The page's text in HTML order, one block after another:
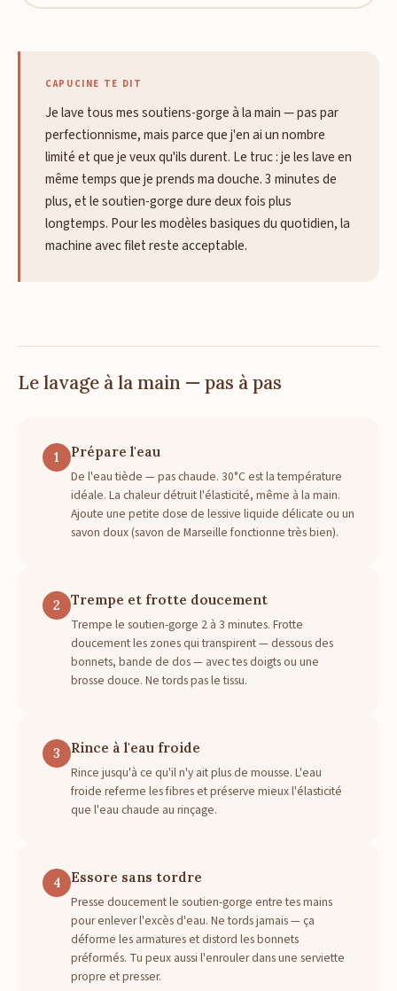
CAPUCINE TE DIT
Je lave tous mes soutiens-gorge à la main — pas par
perfectionnisme, mais parce que j'en ai un nombre
limité et que je veux qu'ils durent. Le truc : je les lave en
même temps que je prends ma douche. 3 minutes de
plus, et le soutien-gorge dure deux fois plus
longtemps. Pour les modèles basiques du quotidien, la
machine avec filet reste acceptable.
Le lavage à la main — pas à pas
1
Prépare l'eau
De l'eau tiède — pas chaude. 30°C est la température
idéale. La chaleur détruit l'élasticité, même à la main.
Ajoute une petite dose de lessive liquide délicate ou un
savon doux (savon de Marseille fonctionne très bien).
2
Trempe et frotte doucement
Trempe le soutien-gorge 2 à 3 minutes. Frotte
doucement les zones qui transpirent — dessous des
bonnets, bande de dos — avec tes doigts ou une
brosse douce. Ne tords pas le tissu.
3
Rince à l'eau froide
Rince jusqu'à ce qu'il n'y ait plus de mousse. L'eau
froide referme les fibres et préserve mieux l'élasticité
que l'eau chaude au rinçage.
4
Essore sans tordre
Presse doucement le soutien-gorge entre tes mains
pour enlever l'excès d'eau. Ne tords jamais — ça
déforme les armatures et distord les bonnets
préformés. Tu peux aussi l'enrouler dans une serviette
propre et presser.